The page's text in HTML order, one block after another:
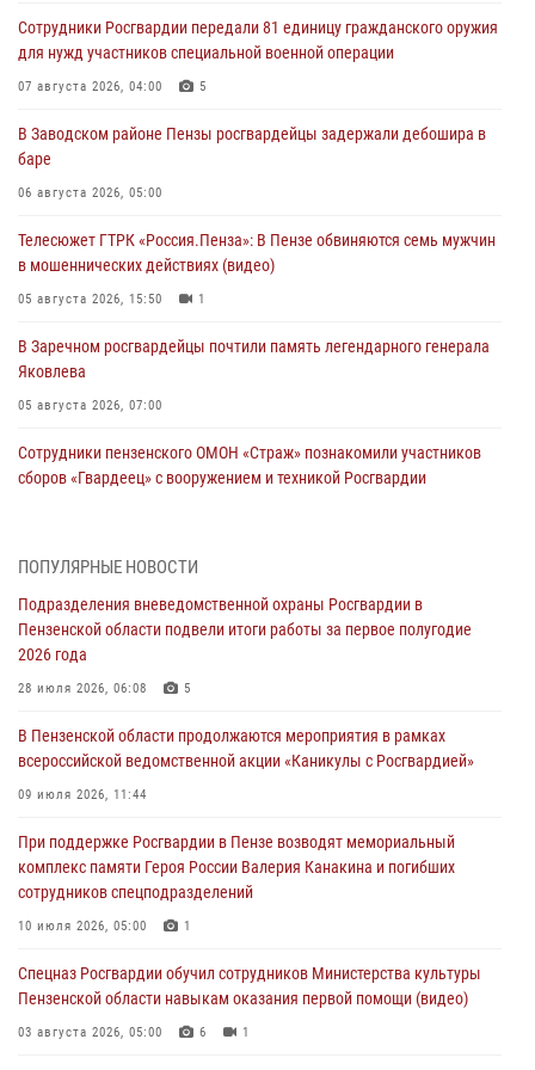
Сотрудники Росгвардии передали 81 единицу гражданского оружия
для нужд участников специальной военной операции
07 августа 2026, 04:00 5
В Заводском районе Пензы росгвардейцы задержали дебошира в
баре
06 августа 2026, 05:00
Телесюжет ГТРК «Россия.Пенза»: В Пензе обвиняются семь мужчин
в мошеннических действиях (видео)
05 августа 2026, 15:50 1
В Заречном росгвардейцы почтили память легендарного генерала
Яковлева
05 августа 2026, 07:00
Сотрудники пензенского ОМОН «Страж» познакомили участников
сборов «Гвардеец» с вооружением и техникой Росгвардии
В Пензе сотрудники Росгвардии оказали помощь
05 августа 2026, 04:00
В Пензе при силовой поддержке Росгвардии пресечена
деятельность ОПГ, маскировавшейся под реабилитационный центр
4
В Управлении Росгвардии по Пензенской области подвели итоги
04 августа 2026, 06:08
Росгвардия обеспечила безопасность праздничных мероприятий в
День ВДВ в Пензе
ПОПУЛЯРНЫЕ НОВОСТИ
Подразделения вневедомственной охраны Росгвардии в
Пензенской области подвели итоги работы за первое полугодие
2026 года
28 июля 2026, 06:08 5
В Пензенской области продолжаются мероприятия в рамках
всероссийской ведомственной акции «Каникулы с Росгвардией»
09 июля 2026, 11:44
При поддержке Росгвардии в Пензе возводят мемориальный
комплекс памяти Героя России Валерия Канакина и погибших
сотрудников спецподразделений
10 июля 2026, 05:00 1
Спецназ Росгвардии обучил сотрудников Министерства культуры
Пензенской области навыкам оказания первой помощи (видео)
03 августа 2026, 05:00 6 1